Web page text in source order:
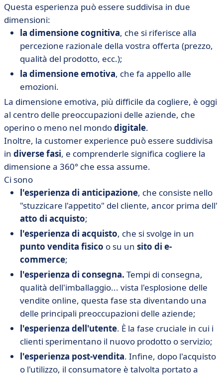
Questa esperienza può essere suddivisa in due
dimensioni:
la dimensione cognitiva, che si riferisce alla
percezione razionale della vostra offerta (prezzo,
qualità del prodotto, ecc.);
la dimensione emotiva, che fa appello alle
emozioni.
La dimensione emotiva, più difficile da cogliere, è oggi
al centro delle preoccupazioni delle aziende, che
operino o meno nel mondodigitale.
Inoltre, la customer experience può essere suddivisa
in diverse fasi, e comprenderle significa cogliere la
dimensione a 360° che essa assume.
Ci sono
l'esperienza di anticipazione, che consiste nello
"stuzzicare l'appetito" del cliente, ancor prima dell'
atto di acquisto;
l'esperienza di acquisto, che si svolge in un
punto vendita fisico o su un sito di e-
commerce;
l'esperienza di consegna. Tempi di consegna,
qualità dell'imballaggio... vista l'esplosione delle
vendite online, questa fase sta diventando una
delle principali preoccupazioni delle aziende;
l'esperienza dell'utente. È la fase cruciale in cui i
clienti sperimentano il nuovo prodotto o servizio;
l'esperienza post-vendita. Infine, dopo l'acquisto
o l'utilizzo, il consumatore è talvolta portato a